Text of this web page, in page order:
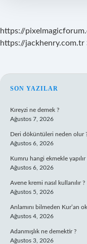
https://
https://jackhenry.com.tr
SIDEBAR
SON YAZILAR
Kıreyzi ne demek ?
Ağustos 7, 2026
Deri döküntüleri neden olur
Ağustos 6, 2026
Kumru hangi ekmekle yapılır
Ağustos 6, 2026
Avene kremi nasıl kullanılır ?
Ağustos 5, 2026
Anlamını bilmeden Kur’an
Ağustos 4, 2026
Adanmışlık ne demektir ?
Ağustos 3, 2026